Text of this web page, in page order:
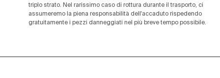
triplo strato. Nel rarissimo caso di rottura durante il trasporto, ci
assumeremo la piena responsabilità dell'accaduto rispedendo
gratuitamente i pezzi danneggiati nel più breve tempo possibile.